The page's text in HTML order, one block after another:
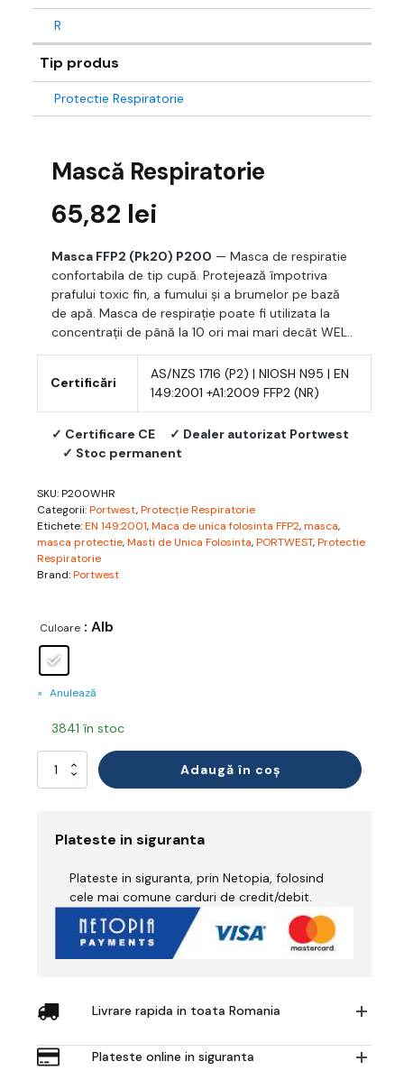
R
Tip produs
Protectie Respiratorie
Mască Respiratorie
65,82 lei
Masca FFP2 (Pk20) P200 — Masca de respiratie
confortabila de tip cupă. Protejează împotriva
prafului toxic fin, a fumului și a brumelor pe bază
de apă. Masca de respirație poate fi utilizata la
concentrații de până la 10 ori mai mari decât WEL..
Certificări
AS/NZS 1716 (P2) | NIOSH N95 | EN
149:2001 +A1:2009 FFP2 (NR)
✓ Certificare CE
✓ Dealer autorizat Portwest
✓ Stoc permanent
SKU:P200WHR
Categorii:Portwest,Protecție Respiratorie
Etichete:EN 149:2001,Maca de unica folosinta FFP2,masca,
masca protectie,Masti de Unica Folosinta,PORTWEST,Protectie
Respiratorie
Brand:Portwest
Culoare : Alb
Anulează
3841 în stoc
Cantitate
Adaugă în coș
Plateste in siguranta
Plateste in siguranta, prin Netopia, folosind
cele mai comune carduri de credit/debit.
Livrare rapida in toata Romania
Plateste online in siguranta